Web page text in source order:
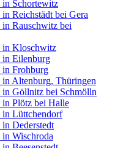
in Schortewitz
Reichstädt bei Gera
Rauschwitz bei
in Kloschwitz
in Eilenburg
in Frohburg
in Altenburg, Thüringen
in Göllnitz bei Schmölln
in Plötz bei Halle
in Lüttchendorf
Dederstedt
Wischroda